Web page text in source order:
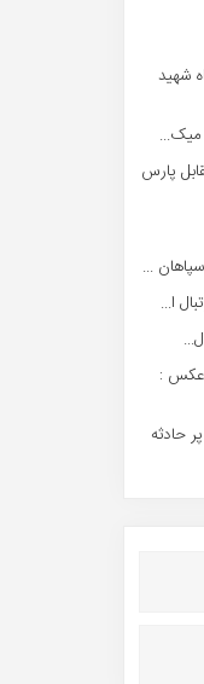
شهید
میک...
پارس
...
ا...
عکس :
حادثه